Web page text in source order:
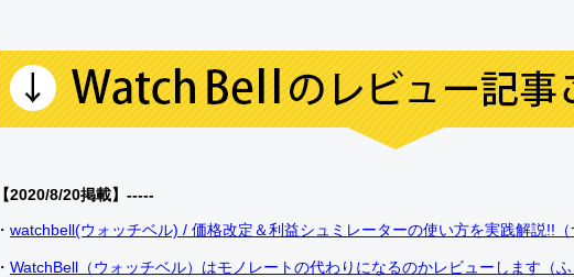
【2020/8/20掲載】-----
・ watchbell(ウォッチベル) / 価格改定＆利益シュミレーターの使い方を実践解説!!
・ WatchBell（ウォッチベル）はモノレートの代わりになるのかレビューします（